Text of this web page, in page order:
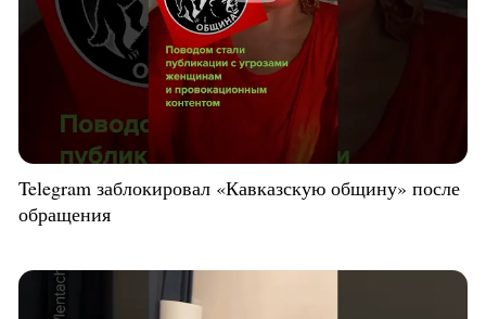
Telegram заблокировал «Кавказскую общину» после
обращения